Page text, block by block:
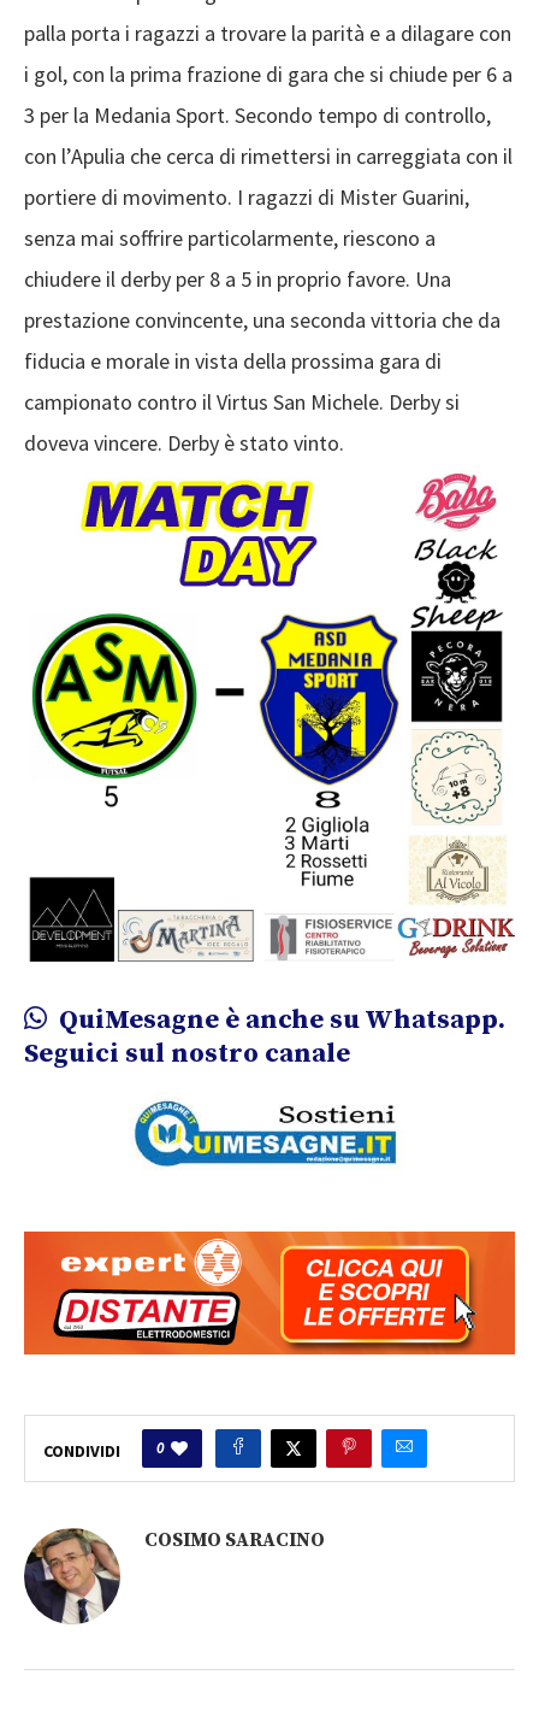
palla porta i ragazzi a trovare la parità e a dilagare con
i gol, con la prima frazione di gara che si chiude per 6 a
3 per la Medania Sport. Secondo tempo di controllo,
con l’Apulia che cerca di rimettersi in carreggiata con il
portiere di movimento. I ragazzi di Mister Guarini,
senza mai soffrire particolarmente, riescono a
chiudere il derby per 8 a 5 in proprio favore. Una
prestazione convincente, una seconda vittoria che da
fiducia e morale in vista della prossima gara di
campionato contro il Virtus San Michele. Derby si
doveva vincere. Derby è stato vinto.
QuiMesagne è anche su Whatsapp.
Seguici sul nostro canale
CONDIVIDI 0
COSIMO SARACINO